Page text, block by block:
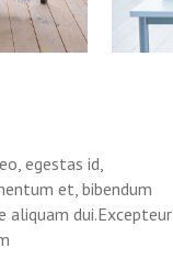
egestas id,
et, bibendum
aliquam dui.Excepteur